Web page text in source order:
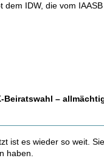
dem IDW, die vom
Beiratswahl –
ist es wieder so weit.
haben.